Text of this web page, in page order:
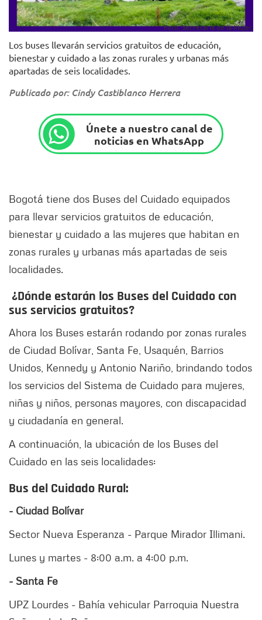
Foto. Secretaría de la Mujer.
Los buses llevarán servicios gratuitos de educación,
bienestar y cuidado a las zonas rurales y urbanas más
apartadas de seis localidades.
Publicado por: Cindy Castiblanco Herrera
Únete a nuestro canal de
noticias en WhatsApp
Bogotá tiene dos Buses del Cuidado equipados
para llevar servicios gratuitos de educación,
bienestar y cuidado a las mujeres que habitan en
zonas rurales y urbanas más apartadas de seis
localidades.
¿Dónde estarán los Buses del Cuidado con
sus servicios gratuitos?
Ahora los Buses estarán rodando por zonas rurales
de Ciudad Bolívar, Santa Fe, Usaquén, Barrios
Unidos, Kennedy y Antonio Nariño, brindando todos
los servicios del Sistema de Cuidado para mujeres,
niñas y niños, personas mayores, con discapacidad
y ciudadanía en general.
A continuación, la ubicación de los Buses del
Cuidado en las seis localidades:
Bus del Cuidado Rural:
- Ciudad Bolívar
Sector Nueva Esperanza - Parque Mirador Illimani.
Lunes y martes - 8:00 a.m. a 4:00 p.m.
- Santa Fe
UPZ Lourdes - Bahía vehicular Parroquia Nuestra